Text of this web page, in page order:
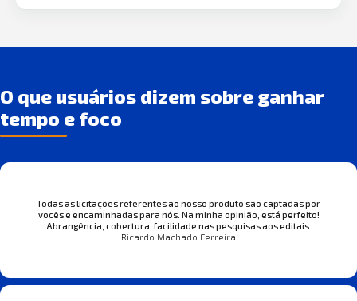
O que usuários dizem sobre ganhar
tempo e foco
Todas as licitações referentes ao nosso produto são captadas por
vocês e encaminhadas para nós. Na minha opinião, está perfeito!
Abrangência, cobertura, facilidade nas pesquisas aos editais.
Ricardo Machado Ferreira